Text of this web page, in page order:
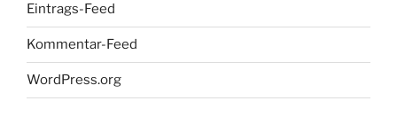
Eintrags-Feed
Kommentar-Feed
WordPress.org